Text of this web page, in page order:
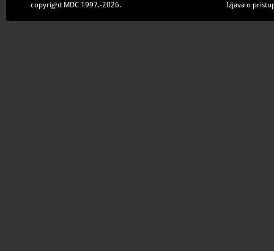
copyright MDC 1997.-2026. Izjava o